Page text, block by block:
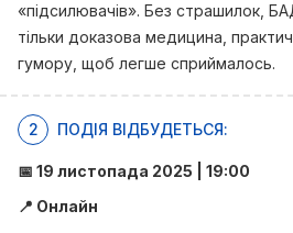
«підсилювачів». Без страшилок,
тільки доказова медицина,
гумору, щоб легше сприймалось.
2 ПОДІЯ ВІДБУДЕТЬСЯ:
📅 19 листопада 2025 | 19:00
📍 Онлайн